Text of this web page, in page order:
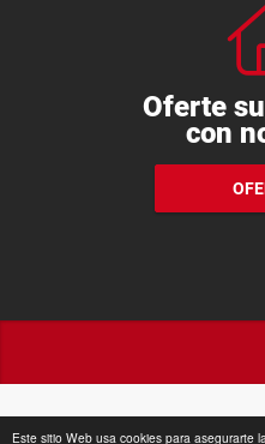
Este sitio Web usa cookies para asegurarte
Oferte
con